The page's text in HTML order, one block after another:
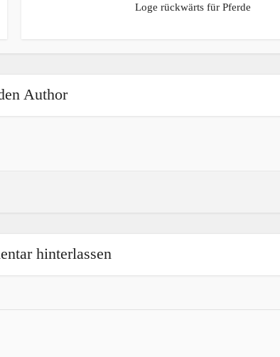
Loge rückwärts für Pferde
Author
hinterlassen